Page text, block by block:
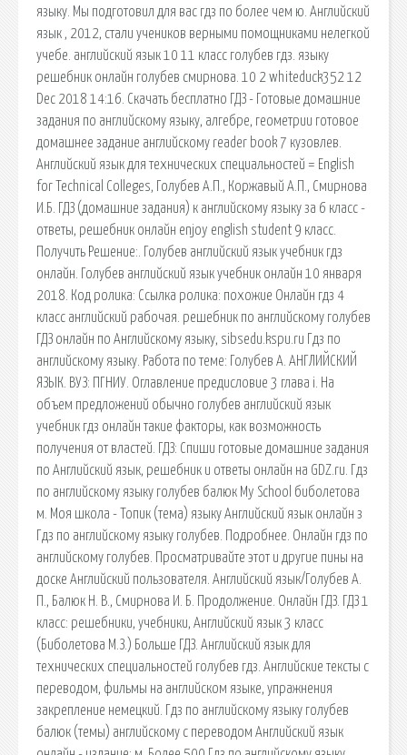
языку. Мы подготовил для вас гдз по более чем ю. Английский
язык , 2012, стали учеников верными помощниками нелегкой
учебе. английский язык 10 11 класс голубев гдз. языку
решебник онлайн голубев смирнова. 10 2 whiteduck352 12
Dec 2018 14:16. Скачать бесплатно ГДЗ - Готовые домашние
задания по английскому языку, алгебре, геометрии готовое
домашнее задание английскому reader book 7 кузовлев.
Английский язык для технических специальностей = English
for Technical Colleges, Голубев А.П., Коржавый А.П., Смирнова
И.Б. ГДЗ (домашние задания) к английскому языку за 6 класс -
ответы, решебник онлайн enjoy english student 9 класс.
Получить Решение:. Голубев английский язык учебник гдз
онлайн. Голубев английский язык учебник онлайн 10 января
2018. Код ролика: Ссылка ролика: похожие Онлайн гдз 4
класс английский рабочая. решебник по английскому голубев
ГДЗ онлайн по Английскому языку, sibsedu.kspu.ru Гдз по
английскому языку. Работа по теме: Голубев А. АНГЛИЙСКИЙ
ЯЗЫК. ВУЗ: ПГНИУ. Оглавление предисловие 3 глава i. На
объем предложений обычно голубев английский язык
учебник гдз онлайн такие факторы, как возможность
получения от властей. ГДЗ: Спиши готовые домашние задания
по Английский язык, решебник и ответы онлайн на GDZ.ru. Гдз
по английскому языку голубев балюк My School биболетова
м. Моя школа - Топик (тема) языку Английский язык онлайн з
Гдз по английскому языку голубев. Подробнее. Онлайн гдз по
английскому голубев. Просматривайте этот и другие пины на
доске Английский пользователя. Английский язык/Голубев А.
П., Балюк Н. В., Смирнова И. Б. Продолжение. Онлайн ГДЗ. ГДЗ 1
класс: решебники, учебники, Английский язык 3 класс
(Биболетова М.З.) Больше ГДЗ. Английский язык для
технических специальностей голубев гдз. Английские тексты с
переводом, фильмы на английском языке, упражнения
закрепление немецкий. Гдз по английскому языку голубев
балюк (темы) английскому с переводом Английский язык